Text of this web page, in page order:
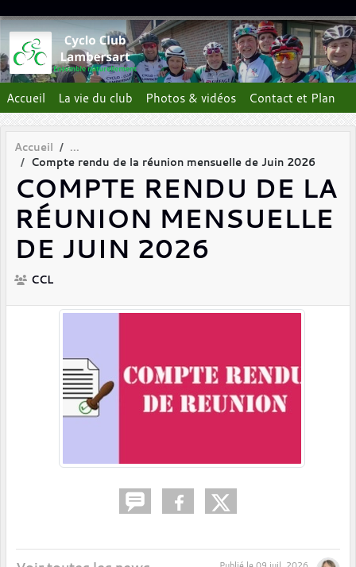
Accueil La vie du club Photos & vidéos Contact et Plan
Accueil
Compte rendu de la réunion mensuelle de Juin 2026
COMPTE RENDU DE LA
RÉUNION MENSUELLE
DE JUIN 2026
CCL